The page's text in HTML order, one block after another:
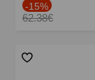
-15%
62.38€